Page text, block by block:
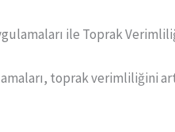
ile Toprak
toprak verimliliğini